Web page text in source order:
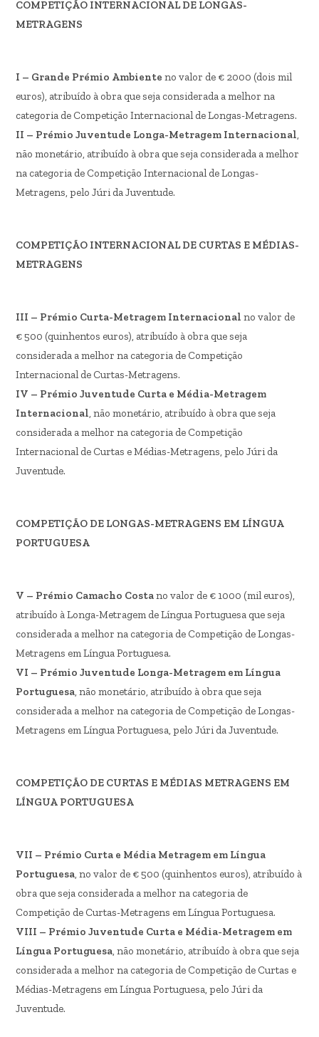
COMPETIÇÃO INTERNACIONAL DE LONGAS-
METRAGENS
I – Grande Prémio Ambiente no valor de € 2000 (dois mil
euros), atribuído à obra que seja considerada a melhor na
categoria de Competição Internacional de Longas-Metragens.
II – Prémio Juventude Longa-Metragem Internacional,
não monetário, atribuído à obra que seja considerada a melhor
na categoria de Competição Internacional de Longas-
Metragens, pelo Júri da Juventude.
COMPETIÇÃO INTERNACIONAL DE CURTAS E MÉDIAS-
METRAGENS
III – Prémio Curta-Metragem Internacional no valor de
€ 500 (quinhentos euros), atribuído à obra que seja
considerada a melhor na categoria de Competição
Internacional de Curtas-Metragens.
IV – Prémio Juventude Curta e Média-Metragem
Internacional, não monetário, atribuído à obra que seja
considerada a melhor na categoria de Competição
Internacional de Curtas e Médias-Metragens, pelo Júri da
Juventude.
COMPETIÇÃO DE LONGAS-METRAGENS EM LÍNGUA
PORTUGUESA
V – Prémio Camacho Costano valor de € 1000 (mil euros),
atribuído à Longa-Metragem de Língua Portuguesa que seja
considerada a melhor na categoria de Competição de Longas-
Metragens em Língua Portuguesa.
VI – Prémio Juventude Longa-Metragem em Língua
Portuguesa, não monetário, atribuído à obra que seja
considerada a melhor na categoria de Competição de Longas-
Metragens em Língua Portuguesa, pelo Júri da Juventude.
COMPETIÇÃO DE CURTAS E MÉDIAS METRAGENS EM
LÍNGUA PORTUGUESA
VII – Prémio Curta e Média Metragem em Língua
Portuguesa, no valor de € 500 (quinhentos euros), atribuído à
obra que seja considerada a melhor na categoria de
Competição de Curtas-Metragens em Língua Portuguesa.
VIII – Prémio Juventude Curta e Média-Metragem em
Língua Portuguesa, não monetário, atribuído à obra que seja
considerada a melhor na categoria de Competição de Curtas e
Médias-Metragens em Língua Portuguesa, pelo Júri da
Juventude.